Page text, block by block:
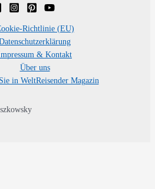
Richtlinie (EU)
& Kontakt
Über uns
in WeltReisender Magazin